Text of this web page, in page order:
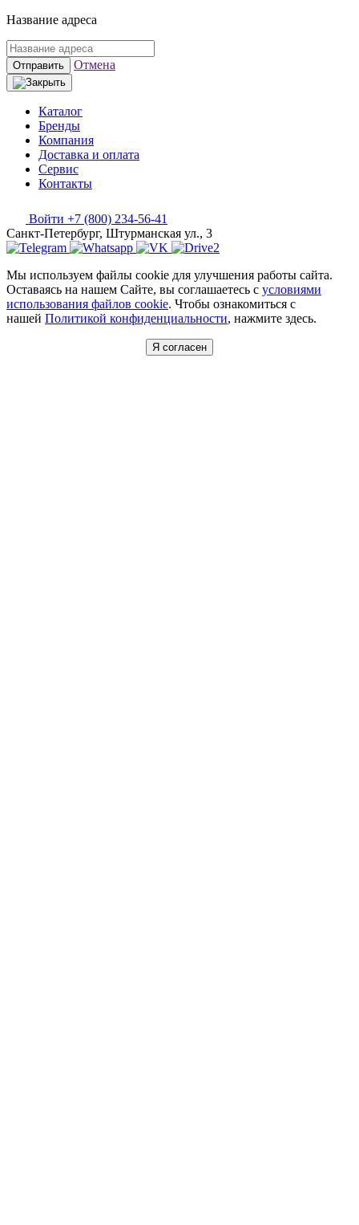
Название адреса
Отправить Отмена
Каталог
Бренды
Компания
Доставка и оплата
Сервис
Контакты
Войти +7 (800) 234-56-41
Санкт-Петербург, Штурманская ул., 3
Мы используем файлы cookie для улучшения работы сайта.
Оставаясь на нашем Сайте, вы соглашаетесь с условиями
использования файлов cookie. Чтобы ознакомиться с
нашей Политикой конфиденциальности, нажмите здесь.
Я согласен